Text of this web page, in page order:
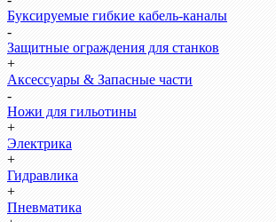
Буксируемые гибкие кабель-каналы
-
Защитные ограждения для станков
+
Аксессуары & Запасные части
-
Ножи для гильотины
+
Электрика
+
Гидравлика
+
Пневматика